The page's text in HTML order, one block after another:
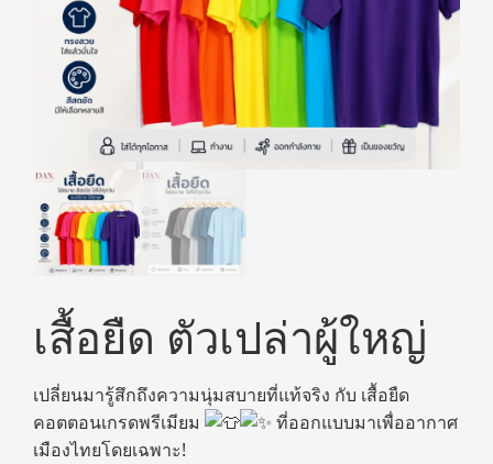
เสื้อยืด ตัวเปล่าผู้ใหญ่
เปลี่ยนมารู้สึกถึงความนุ่มสบายที่แท้จริง กับ เสื้อยืด
คอตตอนเกรดพรีเมียม
ที่ออกแบบมาเพื่ออากาศ
เมืองไทยโดยเฉพาะ!